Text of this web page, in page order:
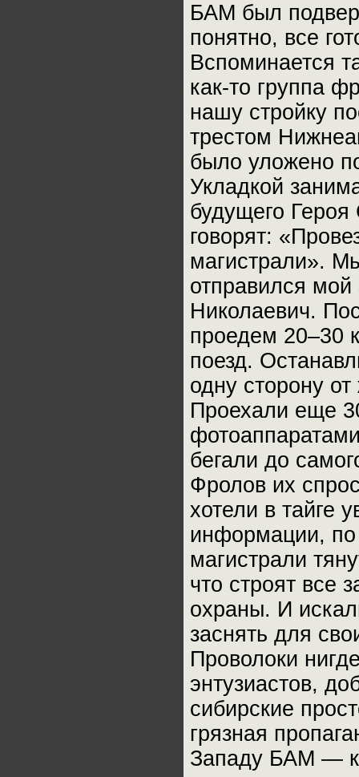
БАМ был
понятно, все
Вспоминается
как-то группа
нашу стройку
трестом
было уложено
Укладкой
будущего
говорят:
магистрали».
отправился
Николаевич.
проедем 20–30
поезд.
одну сторону
Проехали еще
бегали до
Фролов их
хотели в тайге
информации,
магистрали
что строят все
охраны. И
заснять для
Проволоки
энтузиастов,
сибирские
грязная
Западу БАМ —